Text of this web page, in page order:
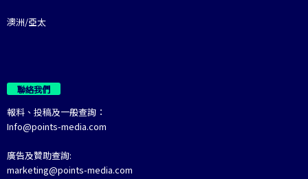
澳洲/亞太
聯絡我們
報料、投稿及一般查詢：
Info@points-media.com
廣告及贊助查詢:
marketing@points-media.com